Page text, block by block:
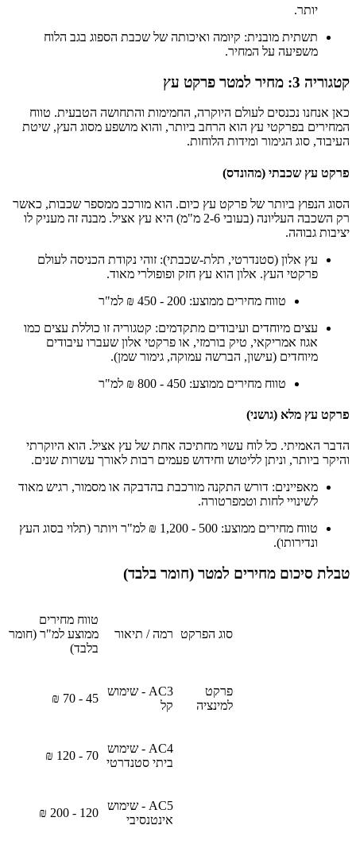
יותר.
תשתית מובנית: קיומה ואיכותה של שכבת הספוג בגב הלוח
משפיעה על המחיר.
קטגוריה 3: מחיר למטר פרקט עץ
כאן אנחנו נכנסים לעולם היוקרה, החמימות והתחושה הטבעית. טווח
המחירים בפרקטי עץ הוא הרחב ביותר, והוא מושפע מסוג העץ, שיטת
העיבוד, סוג הגימור ומידות הלוחות.
פרקט עץ שכבתי (מהונדס)
הסוג הנפוץ ביותר של פרקט עץ כיום. הוא מורכב ממספר שכבות, כאשר
רק השכבה העליונה (בעובי 2-6 מ"מ) היא עץ אציל. מבנה זה מעניק לו
יציבות גבוהה.
עץ אלון (סטנדרטי, תלת-שכבתי): זוהי נקודת הכניסה לעולם
פרקטי העץ. אלון הוא עץ חזק ופופולרי מאוד.
טווח מחירים ממוצע: 200 - 450 ₪ למ"ר
עצים מיוחדים ועיבודים מתקדמים: קטגוריה זו כוללת עצים כמו
אגוז אמריקאי, טיק בורמזי, או פרקטי אלון שעברו עיבודים
מיוחדים (עישון, הברשה עמוקה, גימור שמן).
טווח מחירים ממוצע: 450 - 800 ₪ למ"ר
פרקט עץ מלא (גושני)
הדבר האמיתי. כל לוח עשוי מחתיכה אחת של עץ אציל. הוא היוקרתי
והיקר ביותר, וניתן לליטוש וחידוש פעמים רבות לאורך עשרות שנים.
מאפיינים: דורש התקנה מורכבת בהדבקה או מסמור, רגיש מאוד
לשינויי לחות וטמפרטורה.
טווח מחירים ממוצע: 500 - 1,200 ₪ למ"ר ויותר (תלוי בסוג העץ
ונדירותו).
טבלת סיכום מחירים למטר (חומר בלבד)
סוג הפרקט רמה / תיאור
טווח מחירים
ממוצע למ"ר (חומר
בלבד)
פרקט
למינציה
AC3 - שימוש
קל
45 - 70 ₪
AC4 - שימוש
ביתי סטנדרטי
70 - 120 ₪
AC5 - שימוש
אינטנסיבי
120 - 200 ₪